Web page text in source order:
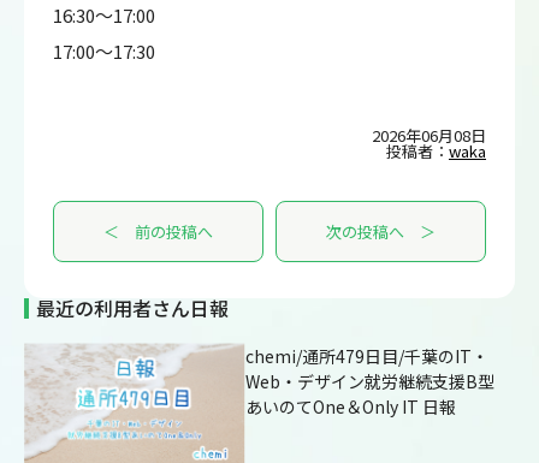
16:30～17:00
17:00～17:30
2026年06月08日
投稿者：waka
＜ 前の投稿へ 次の投稿へ ＞
最近の利用者さん日報
chemi/通所479日目/千葉のIT・
Web・デザイン就労継続支援B型
あいのてOne＆Only IT 日報